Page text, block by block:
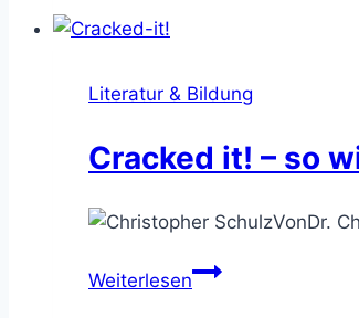
Business
2023
Literatur & Bildung
Cracked it! – so
VonDr.
WeiterlesenCracked